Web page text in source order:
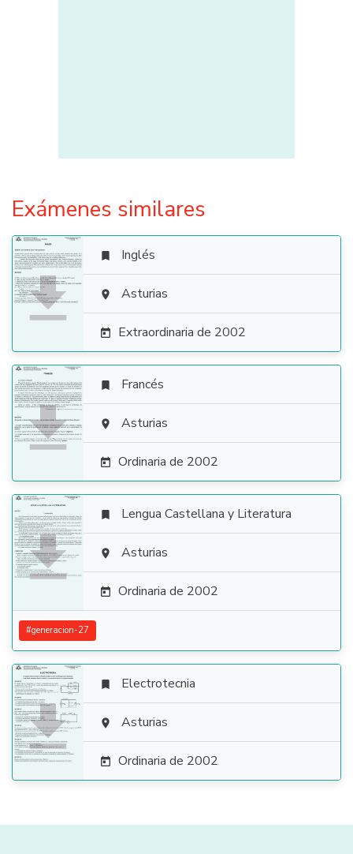
Exámenes similares

 Inglés
 Asturias
 Extraordinaria de 2002

 Francés
 Asturias
 Ordinaria de 2002

 Lengua Castellana y Literatura
 Asturias
 Ordinaria de 2002
#generacion-27

 Electrotecnia
 Asturias
 Ordinaria de 2002